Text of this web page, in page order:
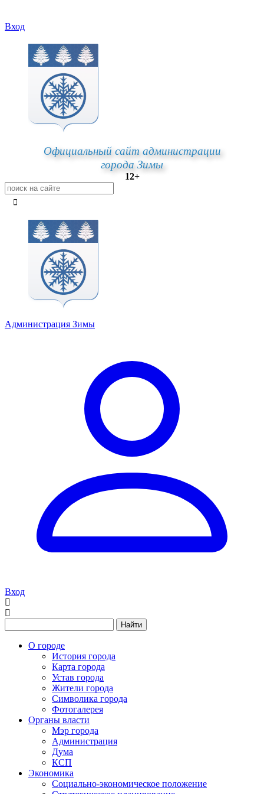
Вход
Официальный сайт администрации
города Зимы
12+
Администрация Зимы
Вход
Найти
О городе
История города
Карта города
Устав города
Жители города
Символика города
Фотогалерея
Органы власти
Мэр города
Администрация
Дума
КСП
Экономика
Социально-экономическое положение